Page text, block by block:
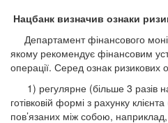
Нацбанк визначив ознаки
Департамент фінансового
якому рекомендує фінансовим
операції. Серед ознак ризикових
1) регулярне (більше 3 разів
готівковій формі з рахунку
пов’язаних між собою,